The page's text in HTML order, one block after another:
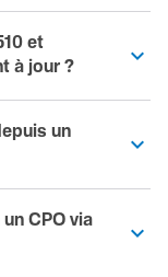
et
à jour ?
un
CPO via